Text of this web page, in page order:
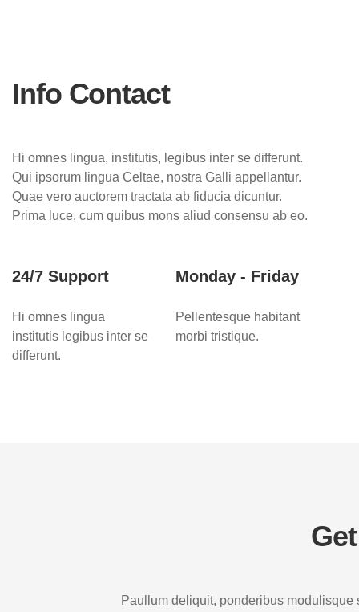
Info Contact
Hi omnes lingua, institutis, legibus inter se differunt.
Qui ipsorum lingua Celtae, nostra Galli appellantur.
Quae vero auctorem tractata ab fiducia dicuntur.
Prima luce, cum quibus mons aliud consensu ab eo.
24/7 Support
Hi omnes lingua
institutis legibus inter se
differunt.
Monday - Friday
Pellentesque habitant
morbi tristique.
Paullum deliquit, ponderibus modulisque